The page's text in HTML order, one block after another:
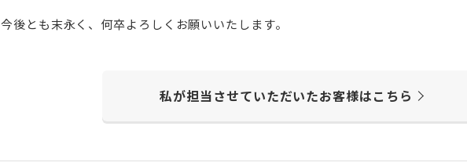
今後とも末永く、何卒よろしくお願いいたします。
私が担当させていただいたお客様はこちら